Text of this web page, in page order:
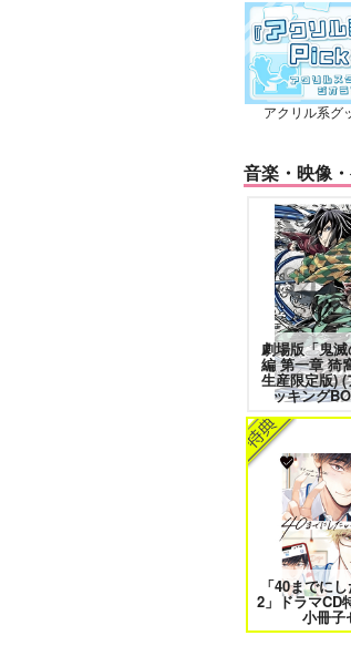
夜明
きみは最愛の
なんかもうあー
装
クールぶり男
そんなに言う
アクリル系グ
音楽・映像
劇場版「鬼
編 第一章 猗
生産限定版)
ッキング
「40までに
2」ドラマCD
小冊子